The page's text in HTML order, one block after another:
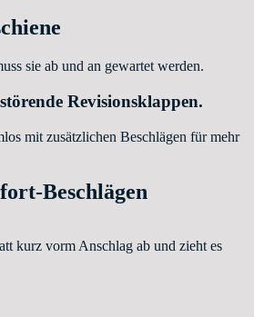
sie ab und an gewartet werden.
Revisionsklappen.
mit zusätzlichen Beschlägen für mehr
Beschlägen
kurz vorm Anschlag ab und zieht es